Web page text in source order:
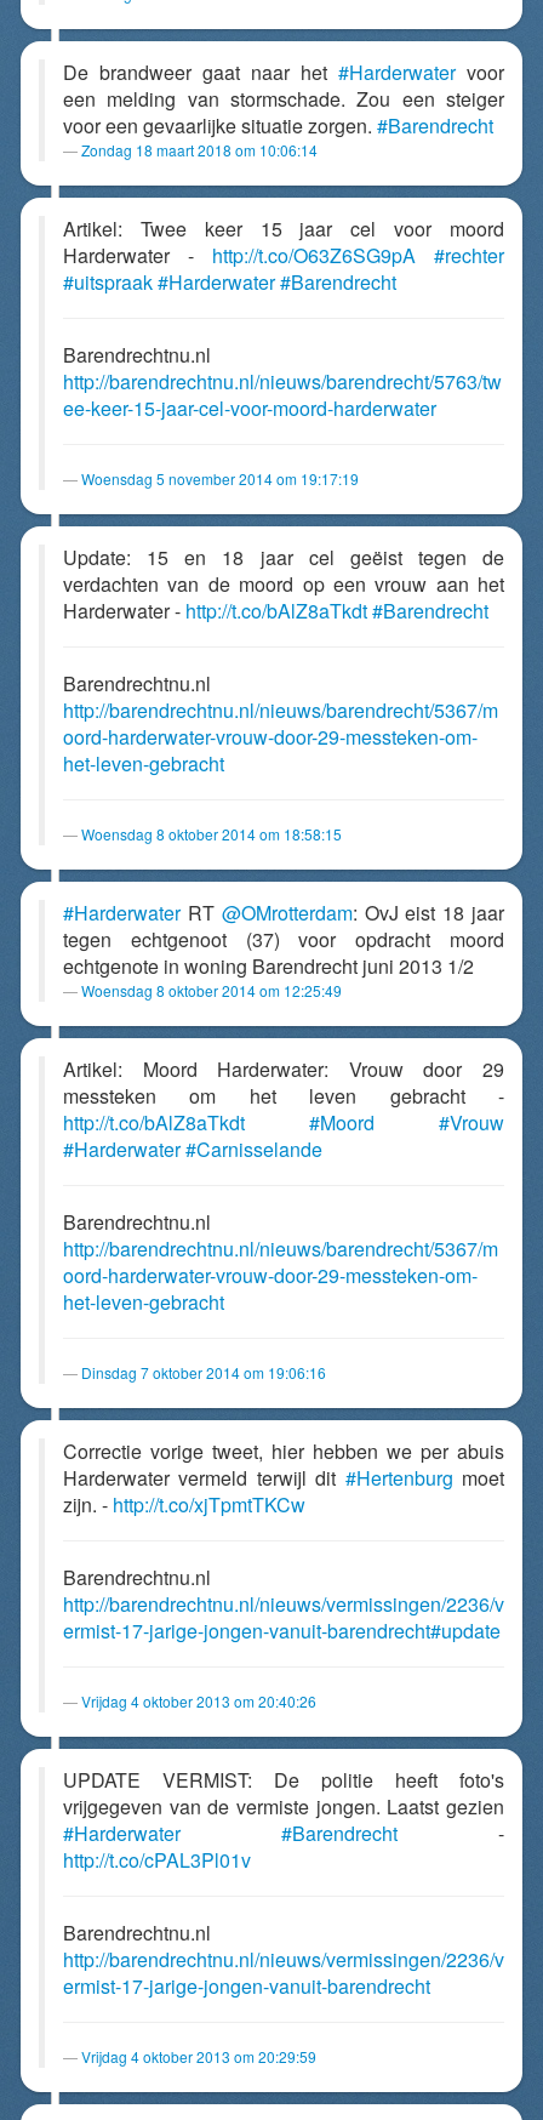
De brandweer gaat naar het #Harderwatervoor
een melding van stormschade. Zou een steiger
voor een gevaarlijke situatie zorgen. #Barendrecht
Zondag 18 maart 2018 om 10:06:14
Artikel: Twee keer 15 jaar cel voor moord
Harderwater - http://t.co/O63Z6SG9pA
#rechter
#uitspraak#Harderwater#Barendrecht
Barendrechtnu.nl
http://barendrechtnu.nl/nieuws/barendrecht/5763/tw
ee-keer-15-jaar-cel-voor-moord-harderwater
Woensdag 5 november 2014 om 19:17:19
Update: 15 en 18 jaar cel geëist tegen de
verdachten van de moord op een vrouw aan het
Harderwater - http://t.co/bAlZ8aTkdt#Barendrecht
Barendrechtnu.nl
http://barendrechtnu.nl/nieuws/barendrecht/5367/m
oord-harderwater-vrouw-door-29-messteken-om-
het-leven-gebracht
Woensdag 8 oktober 2014 om 18:58:15
#HarderwaterRT @OMrotterdam: OvJ eist 18 jaar
tegen echtgenoot (37) voor opdracht moord
echtgenote in woning Barendrecht juni 2013 1/2
Woensdag 8 oktober 2014 om 12:25:49
Artikel: Moord Harderwater: Vrouw door 29
messteken om het leven gebracht -
http://t.co/bAlZ8aTkdt
#Moord
#Vrouw
#Harderwater#Carnisselande
Barendrechtnu.nl
http://barendrechtnu.nl/nieuws/barendrecht/5367/m
oord-harderwater-vrouw-door-29-messteken-om-
het-leven-gebracht
Dinsdag 7 oktober 2014 om 19:06:16
Correctie vorige tweet, hier hebben we per abuis
Harderwater vermeld terwijl dit #Hertenburg moet
zijn. - http://t.co/xjTpmtTKCw
Barendrechtnu.nl
http://barendrechtnu.nl/nieuws/vermissingen/2236/v
ermist-17-jarige-jongen-vanuit-barendrecht#update
Vrijdag 4 oktober 2013 om 20:40:26
UPDATE VERMIST: De politie heeft foto's
vrijgegeven van de vermiste jongen. Laatst gezien
#Harderwater
#Barendrecht -
http://t.co/cPAL3Pl01v
Barendrechtnu.nl
http://barendrechtnu.nl/nieuws/vermissingen/2236/v
ermist-17-jarige-jongen-vanuit-barendrecht
Vrijdag 4 oktober 2013 om 20:29:59